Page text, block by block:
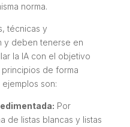
norma.
técnicas y
y deben tenerse en
la IA con el objetivo
de forma
son:
Por
de listas blancas y listas